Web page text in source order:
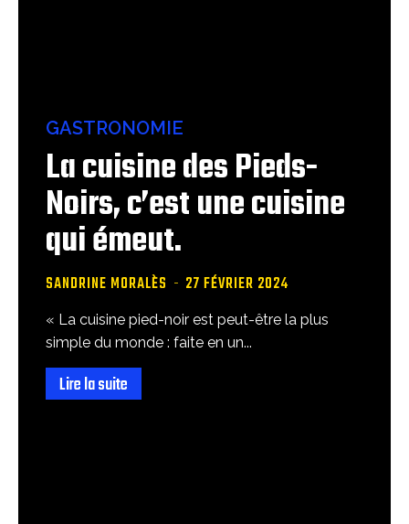
GASTRONOMIE
La cuisine des Pieds-
Noirs, c’est une cuisine
qui émeut.
SANDRINE MORALÈS - 27 FÉVRIER 2024
« La cuisine pied-noir est peut-être la plus
simple du monde : faite en un...
Lire la suite